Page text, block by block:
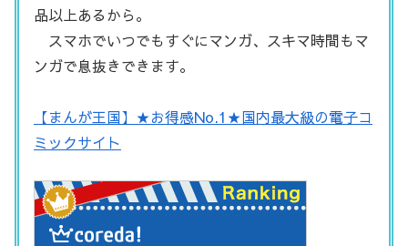
品以上あるから。
スマホでいつでもすぐにマンガ、スキマ時間もマ
ンガで息抜きできます。
【まんが王国】★お得感No.1★国内最大級の電子コ
ミックサイト